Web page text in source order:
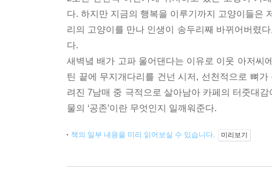
다. 하지만 지금의 행복을 이루기까지 고양이들은
리의 고양이를 만나 인생이 송두리째 바뀌어버렸
다.
새벽녘 배가 고파 울어댄다는 이유로 이웃 아저씨
틴 끝에 무지개다리를 건넌 시저, 선천적으로 뼈
려진 7남매 중 극적으로 살아남아 카페의 터줏대
물의 ‘공존’이란 무엇인지 일깨워준다.
책의 일부 내용을 미리 읽어보실 수 있습니다. 미리보기